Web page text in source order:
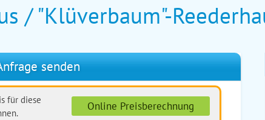
/ "Klüverbaum"-
senden
für diese
Online Preisberechnung